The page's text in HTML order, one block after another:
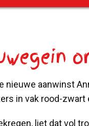
aanwinst
in vak rood-
liet dat vol